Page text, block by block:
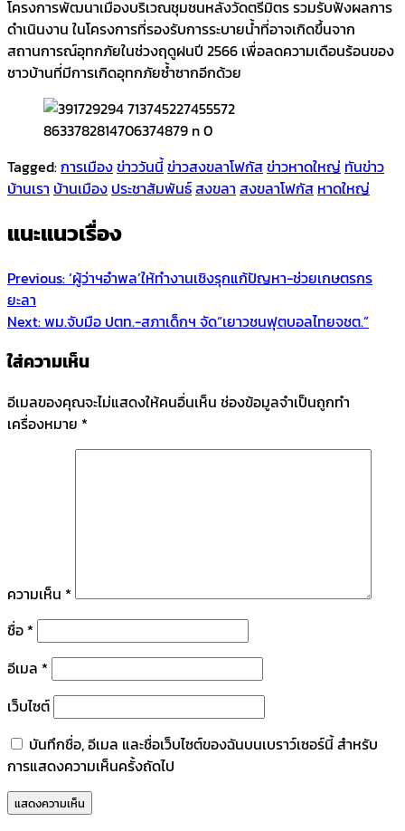
โครงการพัฒนาเมืองบริเวณชุมชนหลังวัดตรีมิตร รวมรับฟังผลการ
ดำเนินงาน ในโครงการที่รองรับการระบายน้ำที่อาจเกิดขึ้นจาก
สถานการณ์อุทกภัยในช่วงฤดูฝนปี 2566 เพื่อลดความเดือนร้อนของ
ชาวบ้านที่มีการเกิดอุทกภัยซ้ำซากอีกด้วย
Tagged:การเมืองข่าววันนี้ข่าวสงขลาโฟกัสข่าวหาดใหญ่ ทันข่าว
บ้านเรา บ้านเมือง ประชาสัมพันธ์สงขลา สงขลาโฟกัส หาดใหญ่
แนะแนวเรื่อง
Previous:‘ผู้ว่าฯอำพล’ให้ทำงานเชิงรุกแก้ปัญหา-ช่วยเกษตรกร
ยะลา
Next:พม.จับมือ ปตท.-สภาเด็กฯ จัด“เยาวชนฟุตบอลไทยจชต.”
ใส่ความเห็น
อีเมลของคุณจะไม่แสดงให้คนอื่นเห็น ช่องข้อมูลจำเป็นถูกทำ
เครื่องหมาย *
ความเห็น *
ชื่อ *
อีเมล *
เว็บไซต์
บันทึกชื่อ, อีเมล และชื่อเว็บไซต์ของฉันบนเบราว์เซอร์นี้ สำหรับ
การแสดงความเห็นครั้งถัดไป